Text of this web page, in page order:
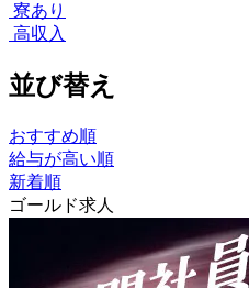
寮あり
高収入
並び替え
おすすめ順
給与が高い順
新着順
ゴールド求人